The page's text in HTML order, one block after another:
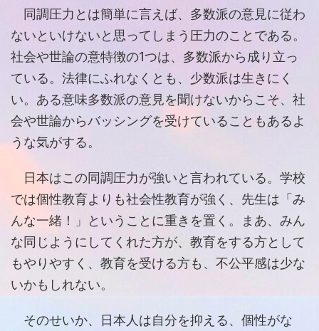
同調圧力とは簡単に言えば、多数派の意見に従わ
ないといけないと思ってしまう圧力のことである。
社会や世論の意特徴の1つは、多数派から成り立っ
ている。法律にふれなくとも、少数派は生きにく
い。ある意味多数派の意見を聞けないからこそ、社
会や世論からバッシングを受けていることもあるよ
うな気がする。
日本はこの同調圧力が強いと言われている。学校
では個性教育よりも社会性教育が強く、先生は「み
んな一緒！」ということに重きを置く。まあ、みん
な同じようにしてくれた方が、教育をする方として
もやりやすく、教育を受ける方も、不公平感は少な
いかもしれない。
そのせいか、日本人は自分を抑える、個性がな